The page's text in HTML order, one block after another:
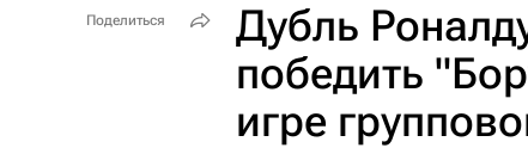
Дубль
победить
игре
Поделиться